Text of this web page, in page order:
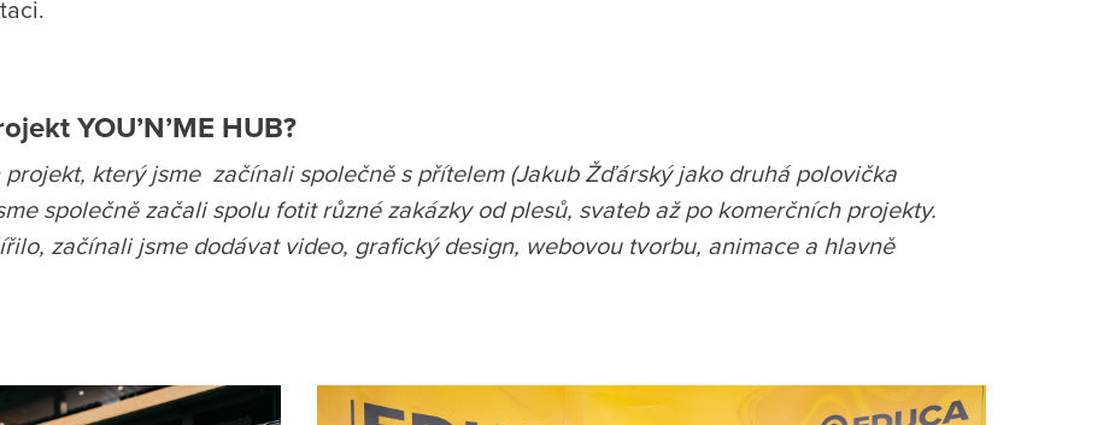
YOU’N’ME HUB?
projekt, který jsme začínali společně s přítelem (Jakub Žďárský jako druhá polovička
společně začali spolu fotit různé zakázky od plesů, svateb až po komerčních projekty.
začínali jsme dodávat video, grafický design, webovou tvorbu, animace a hlavně